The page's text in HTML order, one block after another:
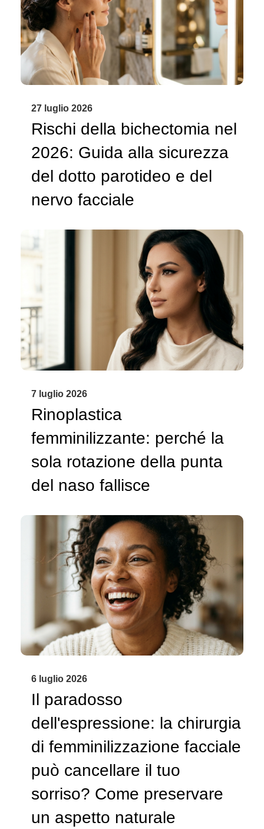
27 luglio 2026
Rischi della bichectomia nel
2026: Guida alla sicurezza
del dotto parotideo e del
nervo facciale
7 luglio 2026
Rinoplastica
femminilizzante: perché la
sola rotazione della punta
del naso fallisce
6 luglio 2026
Il paradosso
dell'espressione: la chirurgia
di femminilizzazione facciale
può cancellare il tuo
sorriso? Come preservare
un aspetto naturale